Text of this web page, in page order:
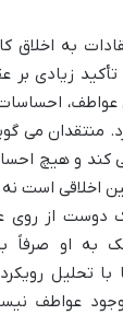
به
زیادی بر
احساسات
منتقدان می
کند و هیچ
اخلاقی است
دوست از روی
به او صرفاً
تحلیل
عواطف